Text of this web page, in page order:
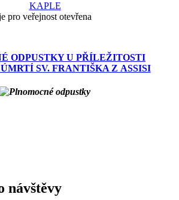
KAPLE
pro veřejnost otevřena
ODPUSTKY U PŘÍLEŽITOSTI
SV. FRANTIŠKA Z ASSISI
návštěvy